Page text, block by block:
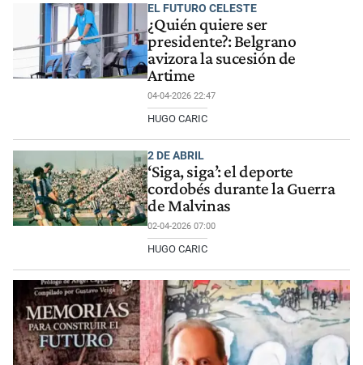
EL FUTURO CELESTE
¿Quién quiere ser
presidente?: Belgrano
avizora la sucesión de
Artime
04-04-2026 22:47
HUGO CARIC
2 DE ABRIL
‘Siga, siga’: el deporte
cordobés durante la Guerra
de Malvinas
02-04-2026 07:00
HUGO CARIC